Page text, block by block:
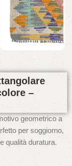
–
geometrico a
per soggiorno,
qualità duratura.